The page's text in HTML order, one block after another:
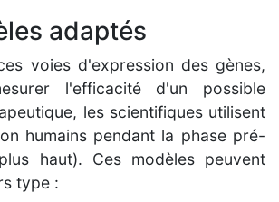
adaptés
voies d'expression des gènes,
l'efficacité d'un possible
les scientifiques utilisent
humains pendant la phase pré-
haut). Ces modèles peuvent
type :